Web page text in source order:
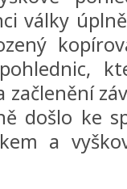
války
začlenění
došlo ke
a